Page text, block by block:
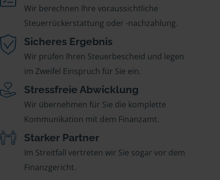
Wir berechnen Ihre voraussichtliche
Steuerrückerstattung oder -nachzahlung.
Sicheres Ergebnis
Wir prüfen Ihren Steuerbescheid und legen
im Zweifel Einspruch für Sie ein.
Stressfreie Abwicklung
Wir übernehmen für Sie die komplette
Kommunikation mit dem Finanzamt.
Starker Partner
Im Streitfall vertreten wir Sie sogar vor dem
Finanzgericht.